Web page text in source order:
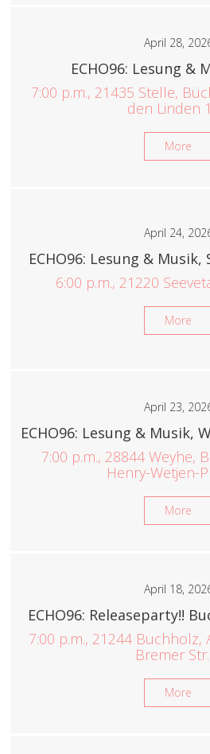
April 28,
ECHO96: Lesung &
7:00 p.m., 21435 Stelle,
den Linden
More
April 24,
ECHO96: Lesung & Musik,
6:00 p.m., 21220
More
April 23,
ECHO96: Lesung & Musik,
7:00 p.m., 28844 Weyhe,
Henry-Wetjen-
More
April 18,
ECHO96: Releaseparty!!
7:00 p.m., 21244 Buchholz,
Bremer Str.
More